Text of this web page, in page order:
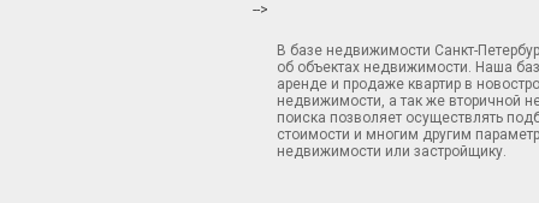
-->
В базе недвижимости Санкт-
об объектах недвижимости. Наша
аренде и продаже квартир в
недвижимости, а так же вторичной
поиска позволяет осуществлять
стоимости и многим другим
недвижимости или застройщику.